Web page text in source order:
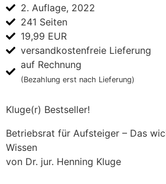
2. Auflage, 2022
241 Seiten
19,99 EUR
versandkostenfreie Lieferung
auf Rechnung
(Bezahlung erst nach Lieferung)
Kluge(r) Bestseller!
Betriebsrat für Aufsteiger – Das
Wissen
von Dr. jur. Henning Kluge